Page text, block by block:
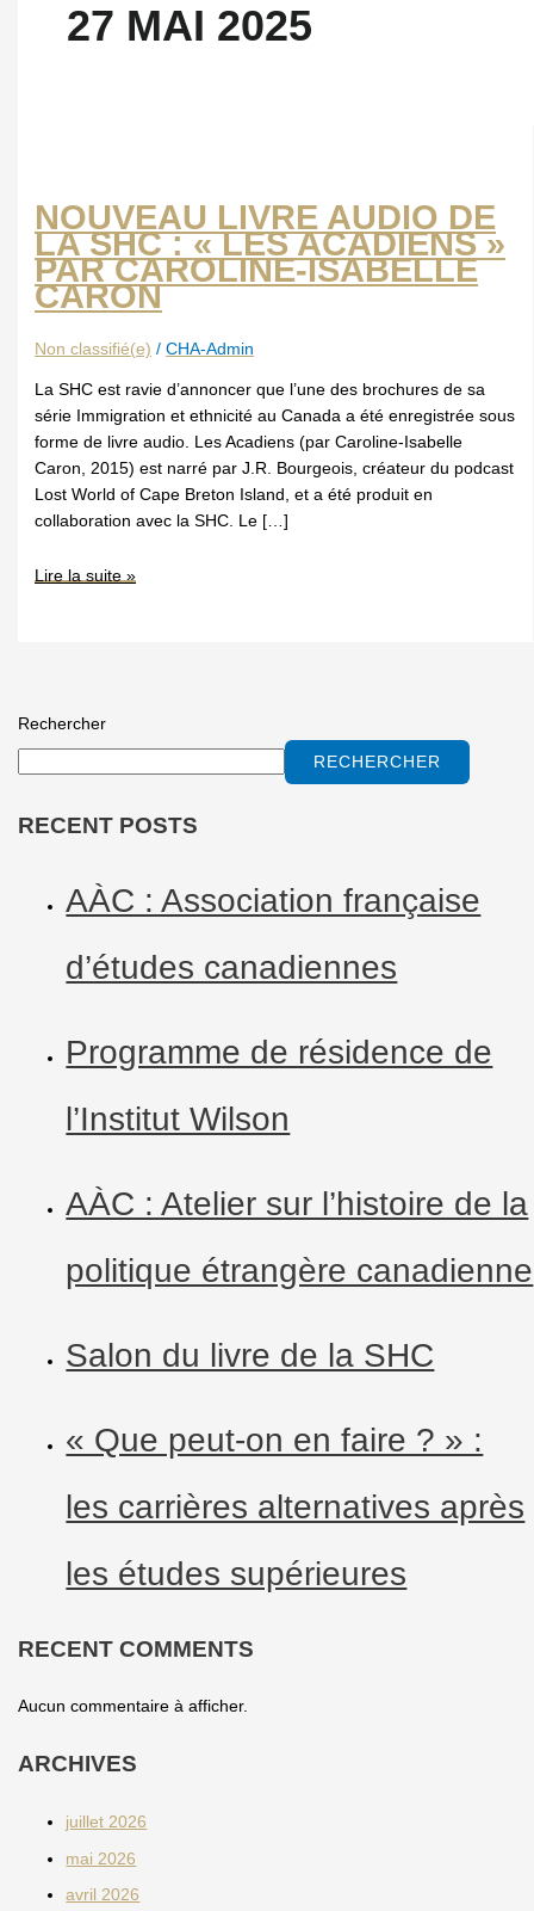
Rechercher
RECHERCHER
RECENT POSTS
AÀC : Association française
d’études canadiennes
Programme de résidence de
l’Institut Wilson
AÀC : Atelier sur l’histoire de la
politique étrangère canadienne
Salon du livre de la SHC
« Que peut-on en faire ? » :
les carrières alternatives après
les études supérieures
RECENT COMMENTS
Aucun commentaire à afficher.
ARCHIVES
juillet 2026
mai 2026
avril 2026
27 MAI 2025
NOUVEAU LIVRE AUDIO DE
LA SHC : « LES ACADIENS »
PAR CAROLINE-ISABELLE
CARON
Non classifié(e) /CHA-Admin
La SHC est ravie d’annoncer que l’une des brochures de sa
série Immigration et ethnicité au Canada a été enregistrée sous
forme de livre audio. Les Acadiens (par Caroline-Isabelle
Caron, 2015) est narré par J.R. Bourgeois, créateur du podcast
Lost World of Cape Breton Island, et a été produit en
collaboration avec la SHC. Le […]
Lire la suite »